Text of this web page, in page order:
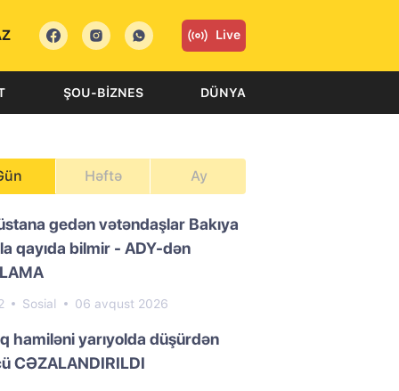
Live
ŞOU-BIZNES DÜNYA
Həftə Ay
gedən vətəndaşlar Bakıya
qayıda bilmir - ADY-dən
Sosial 06 avqust 2026
hamiləni yarıyolda düşürdən
CƏZALANDIRILDI